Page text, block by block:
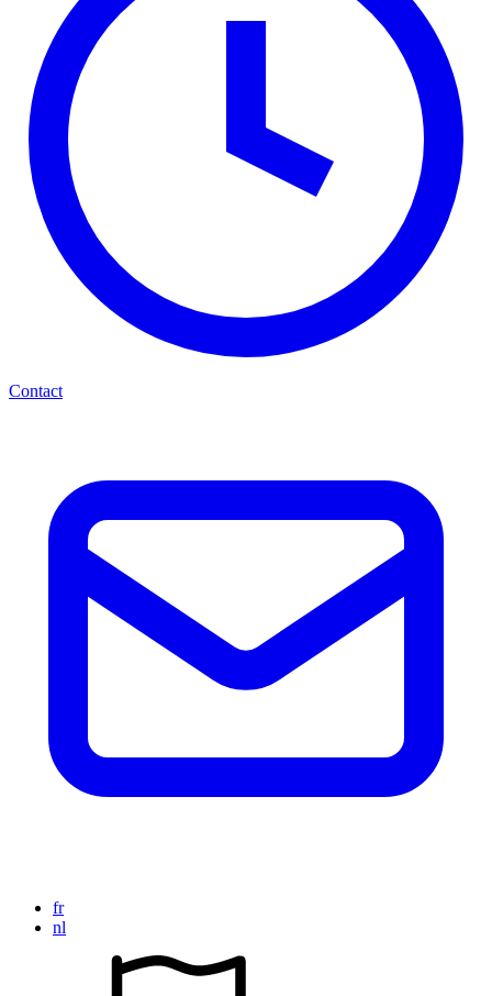
Contact
fr
nl